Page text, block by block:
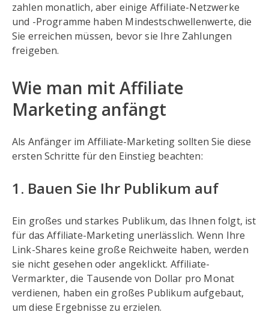
zahlen monatlich, aber einige Affiliate-Netzwerke
und -Programme haben Mindestschwellenwerte, die
Sie erreichen müssen, bevor sie Ihre Zahlungen
freigeben.
Wie man mit Affiliate
Marketing anfängt
Als Anfänger im Affiliate-Marketing sollten Sie diese
ersten Schritte für den Einstieg beachten:
1. Bauen Sie Ihr Publikum auf
Ein großes und starkes Publikum, das Ihnen folgt, ist
für das Affiliate-Marketing unerlässlich. Wenn Ihre
Link-Shares keine große Reichweite haben, werden
sie nicht gesehen oder angeklickt. Affiliate-
Vermarkter, die Tausende von Dollar pro Monat
verdienen, haben ein großes Publikum aufgebaut,
um diese Ergebnisse zu erzielen.